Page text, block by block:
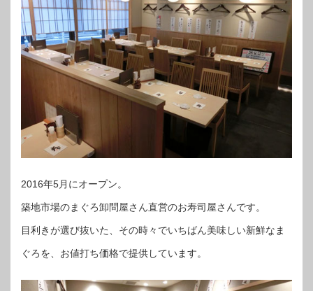
2016年5月にオープン。
築地市場のまぐろ卸問屋さん直営のお寿司屋さんです。
目利きが選び抜いた、その時々でいちばん美味しい新鮮なま
ぐろを、お値打ち価格で提供しています。